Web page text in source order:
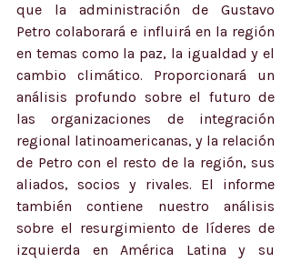
que la administración de Gustavo
Petro colaborará e influirá en la región
en temas como la paz, la igualdad y el
cambio climático. Proporcionará un
análisis profundo sobre el futuro de
las organizaciones de integración
regional latinoamericanas, y la relación
de Petro con el resto de la región, sus
aliados, socios y rivales. El informe
también contiene nuestro análisis
sobre el resurgimiento de líderes de
izquierda en América Latina y su